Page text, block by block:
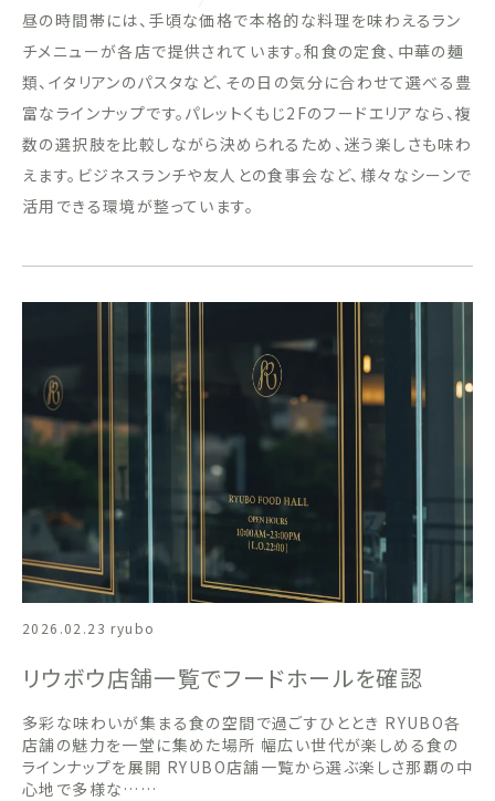
昼の時間帯には、手頃な価格で本格的な料理を味わえるラン
チメニューが各店で提供されています。和食の定食、中華の麺
類、イタリアンのパスタなど、その日の気分に合わせて選べる豊
富なラインナップです。パレットくもじ2Fのフードエリアなら、複
数の選択肢を比較しながら決められるため、迷う楽しさも味わ
えます。ビジネスランチや友人との食事会など、様々なシーンで
活用できる環境が整っています。
2026.02.23 ryubo
リウボウ店舗一覧でフードホールを確認
多彩な味わいが集まる食の空間で過ごすひととき RYUBO各
店舗の魅力を一堂に集めた場所 幅広い世代が楽しめる食の
ラインナップを展開 RYUBO店舗一覧から選ぶ楽しさ那覇の中
心地で多様な……